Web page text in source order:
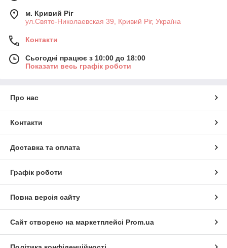
м. Кривий Ріг
ул.Свято-Николаевская 39, Кривий Ріг, Україна
Контакти
Сьогодні працює з 10:00 до 18:00
Показати весь графік роботи
Про нас
Контакти
Доставка та оплата
Графік роботи
Повна версія сайту
Сайт створено на маркетплейсі Prom.ua